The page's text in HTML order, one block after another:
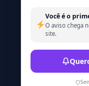
Você é o
O aviso chega
site.